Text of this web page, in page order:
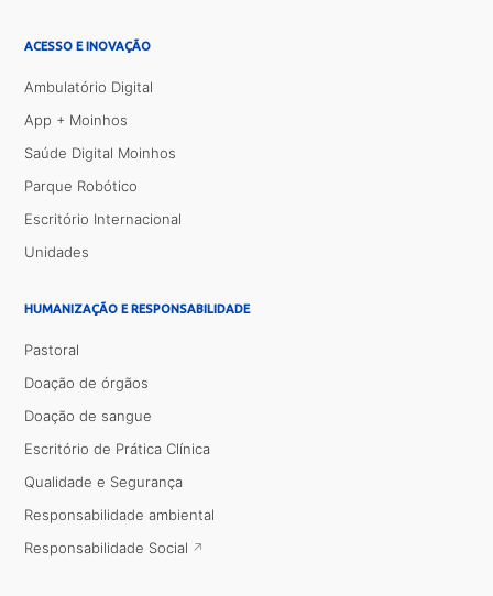
ACESSO E INOVAÇÃO
Ambulatório Digital
App + Moinhos
Saúde Digital Moinhos
Parque Robótico
Escritório Internacional
Unidades
HUMANIZAÇÃO E RESPONSABILIDADE
Pastoral
Doação de órgãos
Doação de sangue
Escritório de Prática Clínica
Qualidade e Segurança
Responsabilidade ambiental
Responsabilidade Social